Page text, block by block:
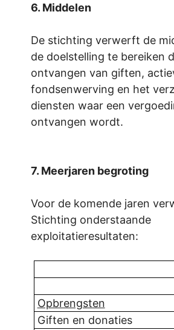
6. Middelen
De stichting verwerft de
de doelstelling te bereiken
ontvangen van giften,
fondsenwerving en het
diensten waar een
ontvangen wordt.
7. Meerjaren begroting
Voor de komende jaren
Stichting onderstaande
exploitatieresultaten:
Opbrengsten
Giften en donaties